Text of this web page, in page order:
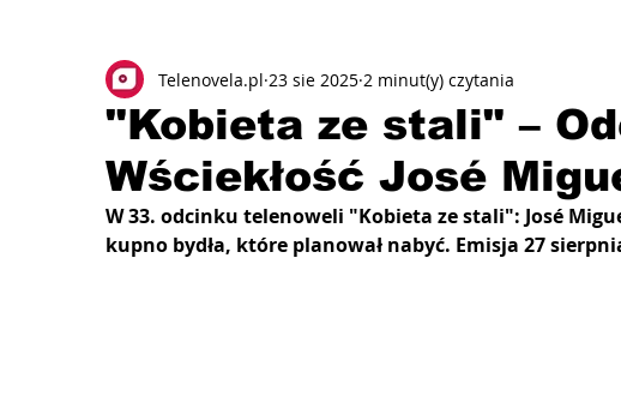
"Kobieta ze stali" –
Wściekłość José
Telenovela.pl 23 sie 2025 2 minut(y) czytania
W 33. odcinku telenoweli "Kobieta ze stali": José
kupno bydła, które planował nabyć. Emisja 27